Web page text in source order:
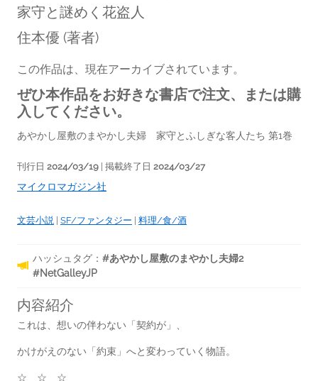
家守と謎めく花盗人
住本優 (著者)
この作品は、現在アーカイブされています。
ぜひ本作品をお好きな書店で注文、または購
入してください。
あやかし屋敷のまやかし夫婦 家守とふしぎな客人たち 第1巻
刊行日 2024/03/19 | 掲載終了日 2024/03/27
マイクロマガジン社
文芸小説 | SF/ファンタジー | 料理/食/酒
ハッシュタグ： #あやかし屋敷のまやかし夫婦2
#NetGalleyJP
内容紹介
これは、想いの伴わない「契約が」、
かけがえのない「約束」へと変わっていく物語。
☆ ☆ ☆